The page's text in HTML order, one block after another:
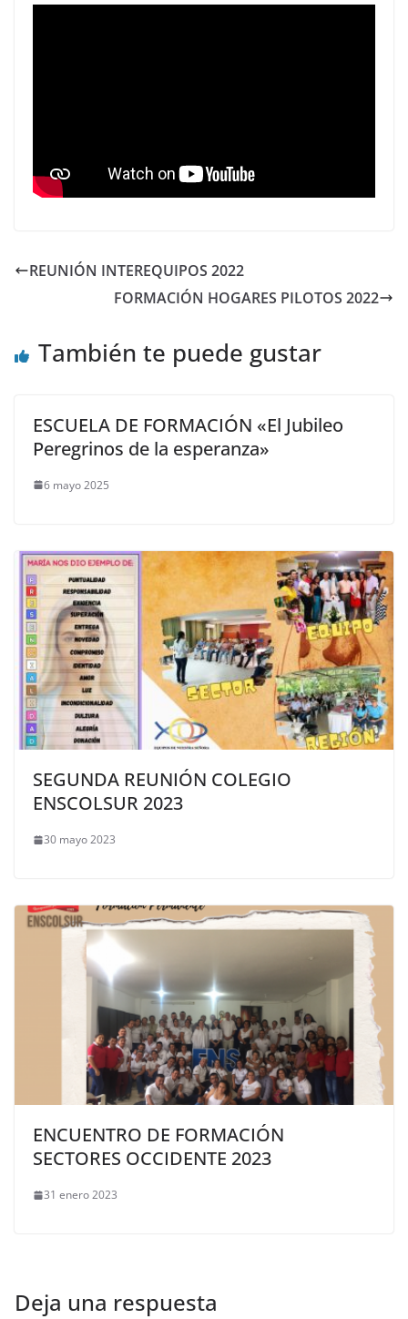
REUNIÓN INTEREQUIPOS 2022
FORMACIÓN HOGARES PILOTOS 2022
También te puede gustar
ESCUELA DE FORMACIÓN «El Jubileo
Peregrinos de la esperanza»
6 mayo 2025
SEGUNDA REUNIÓN COLEGIO
ENSCOLSUR 2023
30 mayo 2023
ENCUENTRO DE FORMACIÓN
SECTORES OCCIDENTE 2023
31 enero 2023
Deja una respuesta